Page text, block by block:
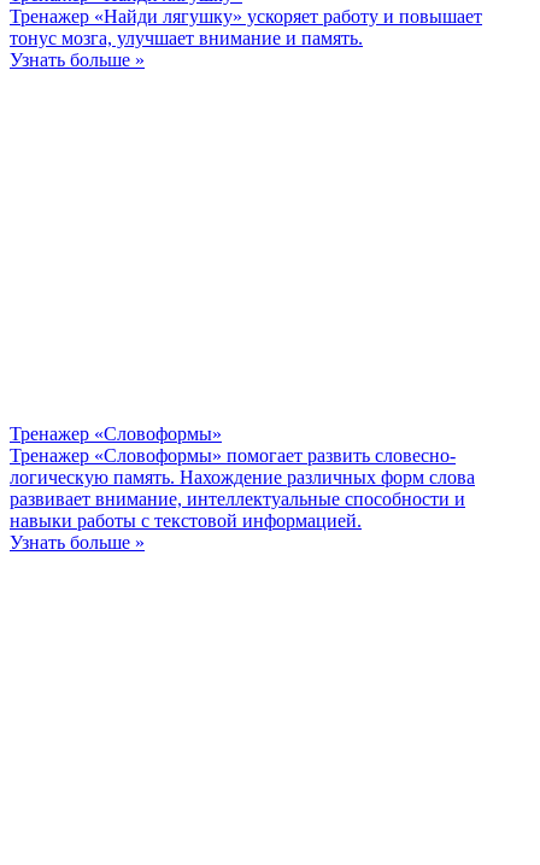
Тренажер «Найди лягушку» ускоряет работу и повышает
тонус мозга, улучшает внимание и память.
Узнать больше »
Тренажер «Словоформы»
Тренажер «Словоформы» помогает развить словесно-
логическую память. Нахождение различных форм слова
развивает внимание, интеллектуальные способности и
навыки работы с текстовой информацией.
Узнать больше »